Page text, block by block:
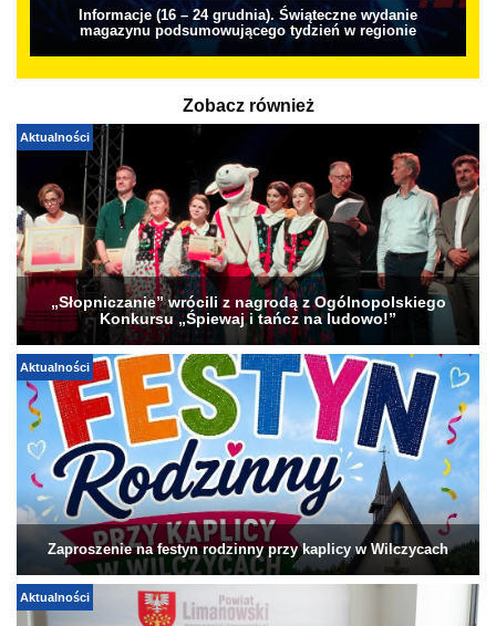
Informacje (16 – 24 grudnia). Świąteczne wydanie
magazynu podsumowującego tydzień w regionie
Zobacz również
Aktualności
„Słopniczanie” wrócili z nagrodą z Ogólnopolskiego
Konkursu „Śpiewaj i tańcz na ludowo!”
Aktualności
Zaproszenie na festyn rodzinny przy kaplicy w Wilczycach
Aktualności